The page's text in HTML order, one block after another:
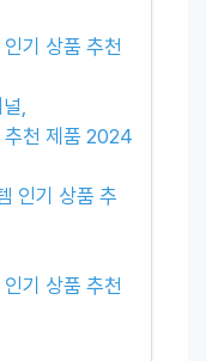
기 상품 추천
,
추천 제품 2024
인기 상품 추
기 상품 추천